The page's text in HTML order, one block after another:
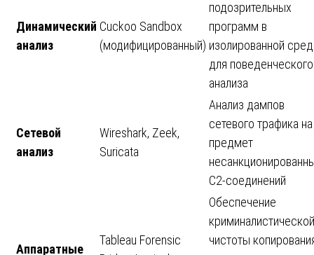
Динамический
анализ
Cuckoo Sandbox
(модифицированный)
подозрительных
программ в
изолированной
для поведенческого
анализа
Сетевой
анализ
Wireshark, Zeek,
Suricata
Анализ дампов
сетевого трафика на
предмет
C2-соединений
Аппаратные
Tableau Forensic
Обеспечение
криминалистической
чистоты